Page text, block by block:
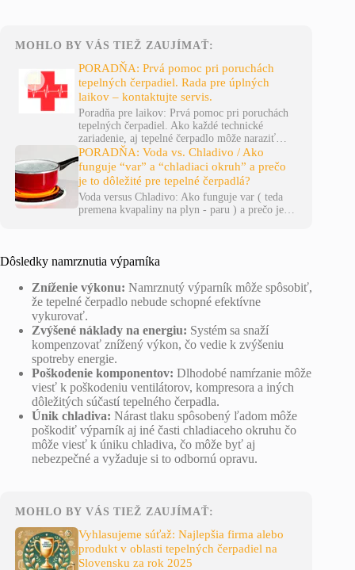
MOHLO BY VÁS TIEŽ ZAUJÍMAŤ:
PORADŇA: Prvá pomoc pri poruchách
tepelných čerpadiel. Rada pre úplných
laikov – kontaktujte servis.
Poradňa pre laikov: Prvá pomoc pri poruchách
tepelných čerpadiel. Ako každé technické
zariadenie, aj tepelné čerpadlo môže naraziť…
PORADŇA: Voda vs. Chladivo / Ako
funguje “var” a “chladiaci okruh” a prečo
je to dôležité pre tepelné čerpadlá?
Voda versus Chladivo: Ako funguje var ( teda
premena kvapaliny na plyn - paru ) a prečo je…
Dôsledky namrznutia výparníka
Zníženie výkonu: Namrznutý výparník môže spôsobiť,
že tepelné čerpadlo nebude schopné efektívne
vykurovať.
Zvýšené náklady na energiu: Systém sa snaží
kompenzovať znížený výkon, čo vedie k zvýšeniu
spotreby energie.
Poškodenie komponentov: Dlhodobé namŕzanie môže
viesť k poškodeniu ventilátorov, kompresora a iných
dôležitých súčastí tepelného čerpadla.
Únik chladiva: Nárast tlaku spôsobený ľadom môže
poškodiť výparník aj iné časti chladiaceho okruhu čo
môže viesť k úniku chladiva, čo môže byť aj
nebezpečné a vyžaduje si to odbornú opravu.
MOHLO BY VÁS TIEŽ ZAUJÍMAŤ:
Vyhlasujeme súťaž: Najlepšia firma alebo
produkt v oblasti tepelných čerpadiel na
Slovensku za rok 2025